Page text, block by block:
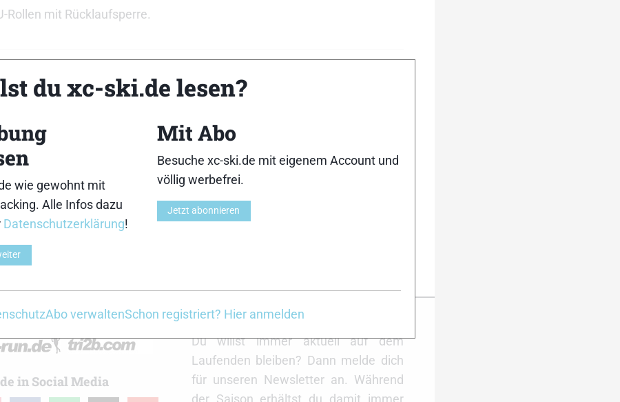
Rollen mit Rücklaufsperre.
in Social Media
xc-ski.de Newsletter Anmeldung
Du willst immer aktuell auf dem
Laufenden bleiben? Dann melde dich
für unseren Newsletter an. Während
du xc-ski.de lesen?
wie gewohnt mit
Alle Infos dazu
Datenschutzerklärung!
Mit Abo
Besuche xc-ski.de mit eigenem Account und
völlig werbefrei.
Jetzt abonnieren
Abo verwaltenSchon registriert? Hier anmelden